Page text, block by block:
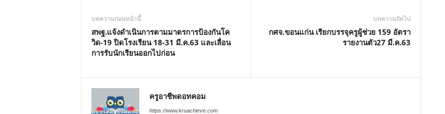
บทความก่อนหน้านี้
สพฐ.แจ้งดำเนินการตามมาตรการป้องกันโค
วิด-19 ปิดโรงเรียน 18-31 มี.ค.63 และเลื่อน
การรับนักเรียนออกไปก่อน
บทความถัดไป
กศจ.ขอนแก่น เรียกบรรจุครูผู้ช่วย 159 อัตรา
รายงานตัว27 มี.ค.63
ครูอาชีพดอทคอม
https://www.kruachieve.com